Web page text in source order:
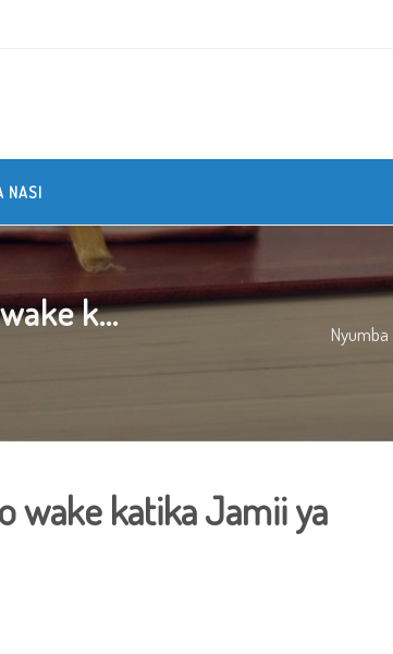
NASI
k... Nyumba
wake katika Jamii ya